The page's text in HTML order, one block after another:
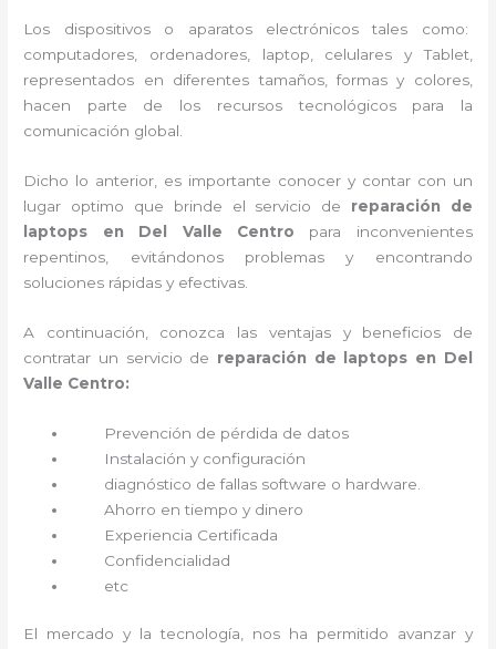
Los dispositivos o aparatos electrónicos tales como:
computadores, ordenadores, laptop, celulares y Tablet,
representados en diferentes tamaños, formas y colores,
hacen parte de los recursos tecnológicos para la
comunicación global.
Dicho lo anterior, es importante conocer y contar con un
lugar optimo que brinde el servicio de reparación de
laptops en Del Valle Centro para inconvenientes
repentinos, evitándonos problemas y encontrando
soluciones rápidas y efectivas.
A continuación, conozca las ventajas y beneficios de
contratar un servicio de reparación de laptops en Del
Valle Centro:
Prevención de pérdida de datos
Instalación y configuración
diagnóstico de fallas software o hardware
Ahorro en tiempo y dinero
Experiencia Certificada
Confidencialidad
etc
El mercado y la tecnología, nos ha permitido avanzar y